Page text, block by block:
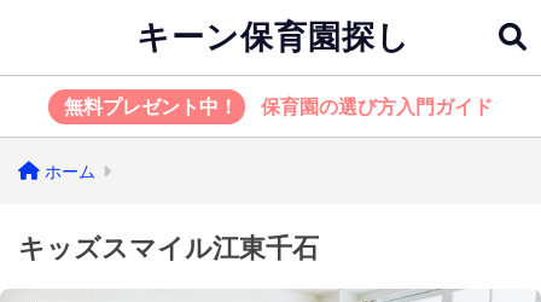
キーン保育園探し
無料プレゼント中！ 保育園の選び方入門ガイド
ホーム
キッズスマイル江東千石